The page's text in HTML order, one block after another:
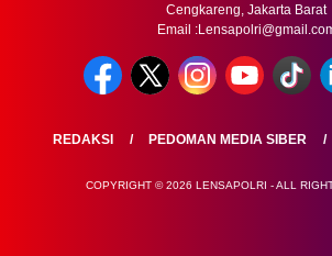
Cengkareng, Jakarta Barat
Email
REDAKSI PEDOMAN MEDIA SIBER
COPYRIGHT © 2026 LENSAPOLRI - ALL